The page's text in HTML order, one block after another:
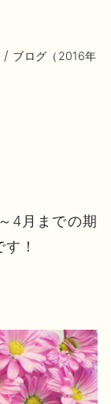
/ ブログ（2016年
4月までの期
！